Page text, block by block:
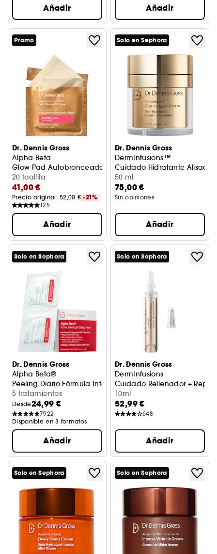
Añadir Añadir
Promo
Dr. Dennis Gross
Alpha Beta
Glow Pad Autobronceadora para el Rostro
20 toallita
41,00 €
Precio original: 52,00 € -21%
125
Añadir
Solo en Sephora
Dr. Dennis Gross
DermInfusions™
Cuidado Hidratante Alisador
50 ml
75,00 €
Sin opiniones
Añadir
Solo en Sephora
Dr. Dennis Gross
Alpha Beta®
Peeling Diario Fórmula Intensa
5 tratamientos
Desde24,99 €
7922
Disponible en 3 formatos
Añadir
Solo en Sephora
Dr. Dennis Gross
DermInfusions
Cuidado Rellenador +
10ml
52,99 €
648
Añadir
Solo en Sephora Solo en Sephora